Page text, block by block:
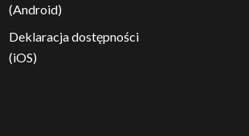
(Android)
Deklaracja dostępności
(iOS)